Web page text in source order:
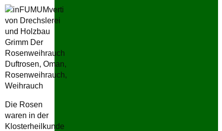
Die Rosen
waren in der
Klosterheilkunde